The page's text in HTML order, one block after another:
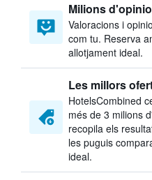
Milions
Valoracions i
com tu. Reserva
allotjament ideal.
Les millors
HotelsCombined
més de 3 milions
recopila els
les puguis
ideal.